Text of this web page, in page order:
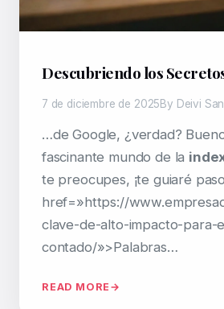
Descubriendo los
7 de diciembre de 2025By Deivi
…de Google, ¿verdad?
fascinante mundo de la
te preocupes, ¡te guiaré
href=»https://
clave-de-alto-impacto-para-
contado/»>Palabras…
READ MORE